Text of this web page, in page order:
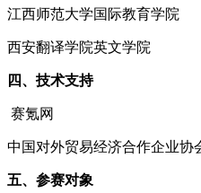
江西师范大学国际教育学院
西安翻译学院英文学院
四、技术支持
赛氪网
中国对外贸易经济合作企业协
五、参赛对象